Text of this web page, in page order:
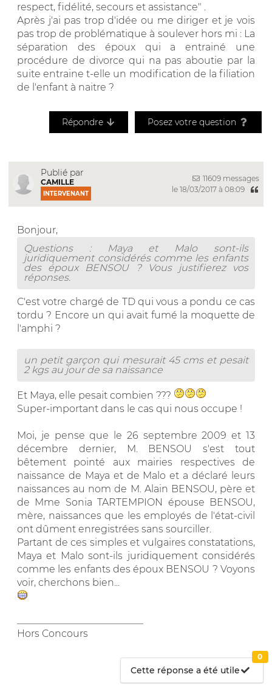
respect, fidélité, secours et assistance" .
Après j'ai pas trop d'idée ou me diriger et je vois
pas trop de problématique à soulever hors mi : La
séparation des époux qui a entrainé une
procédure de divorce qui na pas aboutie par la
suite entraine t-elle un modification de la filiation
de l'enfant à naitre ?
Répondre Posez votre question
Publié par
CAMILLE
INTERVENANT
11609 messages
le 18/03/2017 à 08:09
Bonjour,
Questions : Maya et Malo sont-ils
juridiquement considérés comme les enfants
des époux BENSOU ? Vous justifierez vos
réponses.
C'est votre chargé de TD qui vous a pondu ce cas
tordu ? Encore un qui avait fumé la moquette de
l'amphi ?
un petit garçon qui mesurait 45 cms et pesait
2 kgs au jour de sa naissance
Et Maya, elle pesait combien ???
Super-important dans le cas qui nous occupe !
Moi, je pense que le 26 septembre 2009 et 13
décembre dernier, M. BENSOU s'est tout
bêtement pointé aux mairies respectives de
naissance de Maya et de Malo et a déclaré leurs
naissances au nom de M. Alain BENSOU, père et
de Mme Sonia TARTEMPION épouse BENSOU,
mère, naissances que les employés de l'état-civil
ont dûment enregistrées sans sourciller.
Partant de ces simples et vulgaires constatations,
Maya et Malo sont-ils juridiquement considérés
comme les enfants des époux BENSOU ? Voyons
voir, cherchons bien...
Hors Concours
Cette réponse a été utile
0